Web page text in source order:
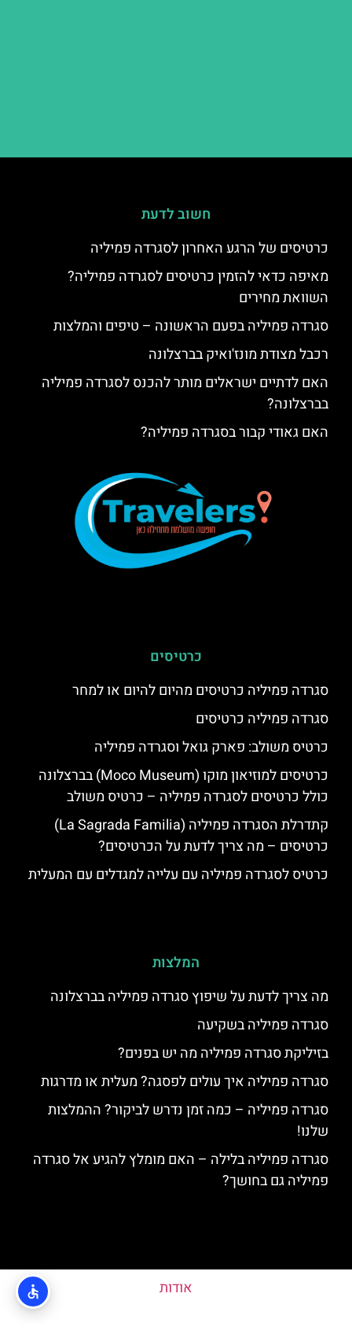
חשוב לדעת
כרטיסים של הרגע האחרון לסגרדה פמיליה
מאיפה כדאי להזמין כרטיסים לסגרדה פמיליה?
השוואת מחירים
סגרדה פמיליה בפעם הראשונה – טיפים והמלצות
רכבל מצודת מונז'ואיק בברצלונה
האם לדתיים ישראלים מותר להכנס לסגרדה פמיליה
בברצלונה?
האם גאודי קבור בסגרדה פמיליה?
כרטיסים
סגרדה פמיליה כרטיסים מהיום להיום או למחר
סגרדה פמיליה כרטיסים
כרטיס משולב: פארק גואל וסגרדה פמיליה
כרטיסים למוזיאון מוקו (Moco Museum) בברצלונה
כולל כרטיסים לסגרדה פמיליה – כרטיס משולב
קתדרלת הסגרדה פמיליה (La Sagrada Familia)
כרטיסים – מה צריך לדעת על הכרטיסים?
כרטיס לסגרדה פמיליה עם עלייה למגדלים עם המעלית
המלצות
מה צריך לדעת על שיפוץ סגרדה פמיליה בברצלונה
סגרדה פמיליה בשקיעה
בזיליקת סגרדה פמיליה מה יש בפנים?
סגרדה פמיליה איך עולים לפסגה? מעלית או מדרגות
סגרדה פמיליה – כמה זמן נדרש לביקור? ההמלצות
שלנו!
סגרדה פמיליה בלילה – האם מומלץ להגיע אל סגרדה
פמיליה גם בחושך?
אודות